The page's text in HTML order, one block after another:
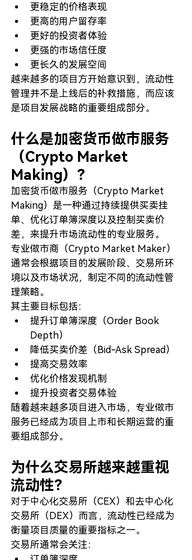
更稳定的价格表现
更高的用户留存率
更好的投资者体验
更强的市场信任度
更长久的发展空间
越来越多的项目方开始意识到，流动性
管理并不是上线后的补救措施，而应该
是项目发展战略的重要组成部分。
什么是加密货币做市服务
（Crypto Market
Making）？
加密货币做市服务（Crypto Market
Making）是一种通过持续提供买卖挂
单、优化订单簿深度以及控制买卖价
差，来提升市场流动性的专业服务。
专业做市商（Crypto Market Maker）
通常会根据项目的发展阶段、交易所环
境以及市场状况，制定不同的流动性管
理策略。
其主要目标包括：
提升订单簿深度（Order Book
Depth）
降低买卖价差（Bid-Ask Spread）
提高交易效率
优化价格发现机制
提升投资者交易体验
随着越来越多项目进入市场，专业做市
服务已经成为项目上市和长期运营的重
要组成部分。
为什么交易所越来越重视
流动性？
对于中心化交易所（CEX）和去中心化
交易所（DEX）而言，流动性已经成为
衡量项目质量的重要指标之一。
交易所通常会关注：